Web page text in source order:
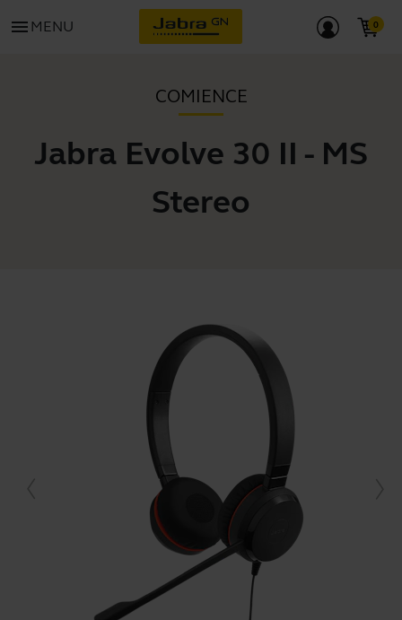
menu MENU
COMIENCE
Jabra Evolve 30 II - MS
Stereo